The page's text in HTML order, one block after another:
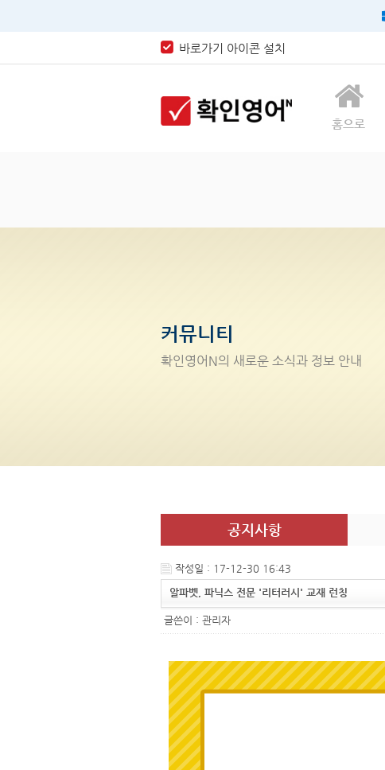
바로가기 아이콘 설치
홈으로
커뮤니티
확인영어 N의 새로운 소식과 정보 안내
공지사항
작성일 : 17-12-30 16:43
알파벳, 파닉스 전문 '리터러시' 교재 런칭
글쓴이 : 관리자